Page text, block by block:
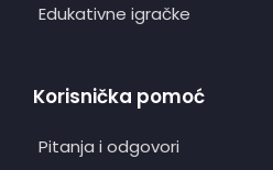
Edukativne igračke
Korisnička pomoć
Pitanja i odgovori